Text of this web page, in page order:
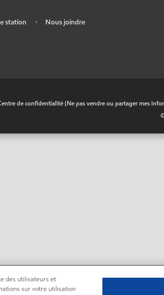
station • Nous joindre
de confidentialité (Ne pas vendre ou partager mes
des utilisateurs et
sur votre utilisation